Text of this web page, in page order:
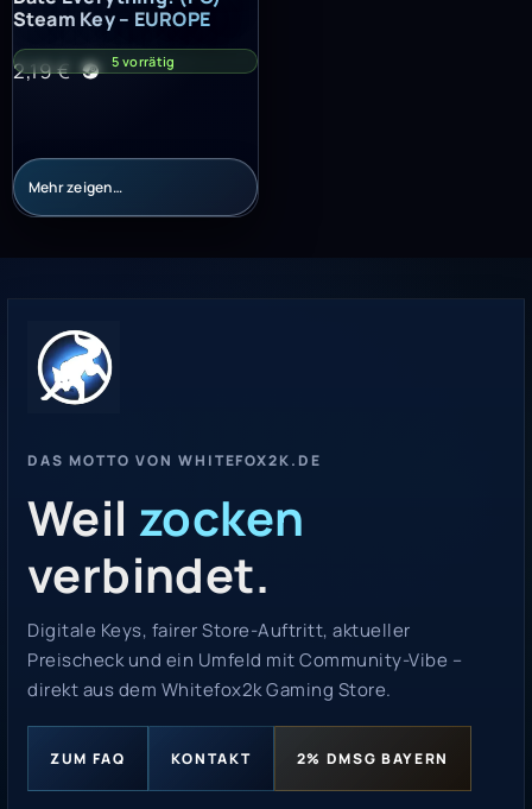
Steam Key – EUROPE
2,19€ 5 vorrätig
Mehr zeigen…
DAS MOTTO VON WHITEFOX2K.DE
Weil zocken
verbindet.
Digitale Keys, fairer Store-Auftritt, aktueller
Preischeck und ein Umfeld mit Community-Vibe –
direkt aus dem Whitefox2k Gaming Store.
ZUM FAQ KONTAKT 2% DMSG BAYERN